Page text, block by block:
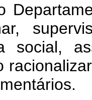
social,